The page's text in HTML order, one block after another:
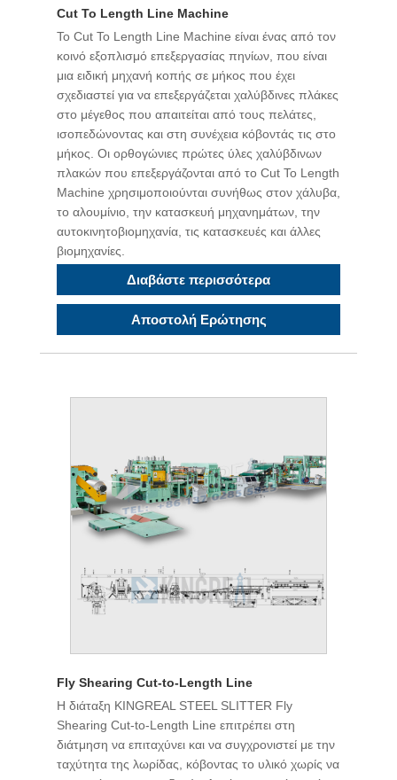
Cut To Length Line Machine
Το Cut To Length Line Machine είναι ένας από τον
κοινό εξοπλισμό επεξεργασίας πηνίων, που είναι
μια ειδική μηχανή κοπής σε μήκος που έχει
σχεδιαστεί για να επεξεργάζεται χαλύβδινες πλάκες
στο μέγεθος που απαιτείται από τους πελάτες,
ισοπεδώνοντας και στη συνέχεια κόβοντάς τις στο
μήκος. Οι ορθογώνιες πρώτες ύλες χαλύβδινων
πλακών που επεξεργάζονται από το Cut To Length
Machine χρησιμοποιούνται συνήθως στον χάλυβα,
το αλουμίνιο, την κατασκευή μηχανημάτων, την
αυτοκινητοβιομηχανία, τις κατασκευές και άλλες
βιομηχανίες.
Διαβάστε περισσότερα
Αποστολή Ερώτησης
Fly Shearing Cut-to-Length Line
Η διάταξη KINGREAL STEEL SLITTER Fly
Shearing Cut-to-Length Line επιτρέπει στη
διάτμηση να επιταχύνει και να συγχρονιστεί με την
ταχύτητα της λωρίδας, κόβοντας το υλικό χωρίς να